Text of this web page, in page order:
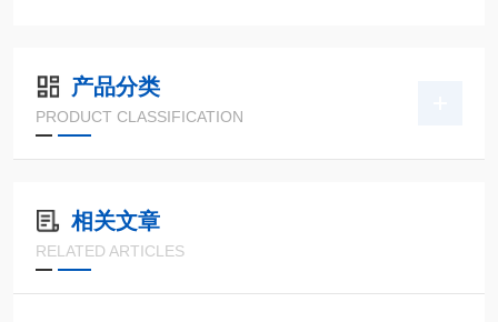
产品分类
PRODUCT CLASSIFICATION
相关文章
RELATED ARTICLES